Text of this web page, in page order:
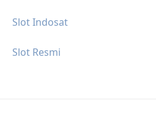
Slot Indosat
Slot Resmi